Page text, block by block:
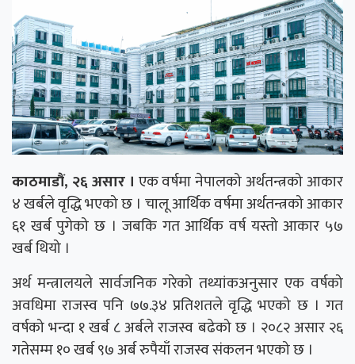
काठमाडौं, २६ असार । एक वर्षमा नेपालको अर्थतन्त्रको आकार
४ खर्बले वृद्धि भएको छ । चालू आर्थिक वर्षमा अर्थतन्त्रको आकार
६१ खर्ब पुगेको छ । जबकि गत आर्थिक वर्ष यस्तो आकार ५७
खर्ब थियो ।
अर्थ मन्त्रालयले सार्वजनिक गरेको तथ्यांकअनुसार एक वर्षको
अवधिमा राजस्व पनि ७७.३४ प्रतिशतले वृद्धि भएको छ । गत
वर्षको भन्दा १ खर्ब ८ अर्बले राजस्व बढेको छ । २०८२ असार २६
गतेसम्म १० खर्ब ९७ अर्ब रुपैयाँ राजस्व संकलन भएको छ ।